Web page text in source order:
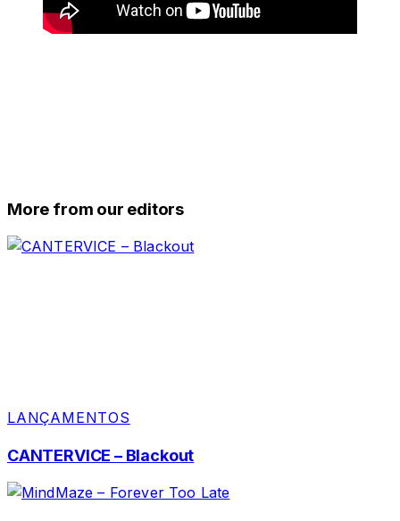
More from our editors
LANÇAMENTOS
CANTERVICE – Blackout